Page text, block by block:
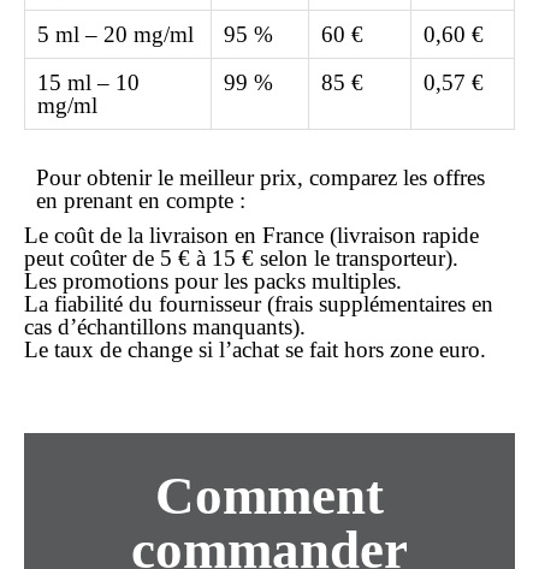
5 ml – 20 mg/ml 95 % 60 €
0,60 €
15 ml – 10
mg/ml
99 % 85 € 0,57 €
Pour obtenir le meilleur prix, comparez les offres
en prenant en compte :
Le coût de la livraison en France (livraison rapide
peut coûter de 5 € à 15 € selon le transporteur).
Les promotions pour les packs multiples.
La fiabilité du fournisseur (frais supplémentaires en
cas d’échantillons manquants).
Le taux de change si l’achat se fait hors zone euro.
Comment
commander